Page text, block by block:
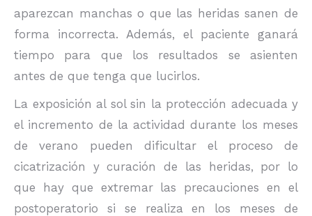
aparezcan manchas o que las heridas sanen de
forma incorrecta. Además, el paciente ganará
tiempo para que los resultados se asienten
antes de que tenga que lucirlos.
La exposición al sol sin la protección adecuada y
el incremento de la actividad durante los meses
de verano pueden dificultar el proceso de
cicatrización y curación de las heridas, por lo
que hay que extremar las precauciones en el
postoperatorio si se realiza en los meses de